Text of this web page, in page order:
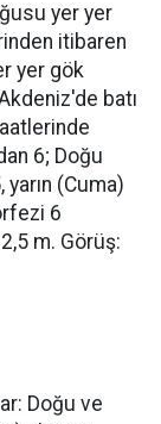
yer yer
itibaren
yer gök
batı
6; Doğu
(Cuma)
6
m. Görüş:
Doğu ve